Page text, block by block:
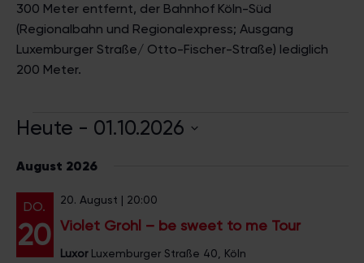
300 Meter entfernt, der Bahnhof Köln-Süd
(Regionalbahn und Regionalexpress; Ausgang
Luxemburger Straße/ Otto-Fischer-Straße) lediglich
200 Meter.
Heute - 01.10.2026
a
t
m
w
August 2026
DO.
20 Violet Grohl – be sweet to me Tour
20. August | 20:00
Luxor Luxemburger Straße 40, Köln